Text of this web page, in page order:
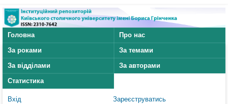
Головна
Про нас
За роками
За темами
За відділами
За авторами
Статистика
Вхід Зареєструватись